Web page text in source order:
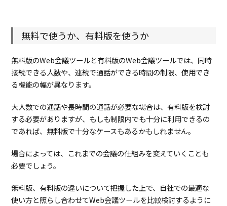
無料で使うか、有料版を使うか
無料版のWeb会議ツールと有料版のWeb会議ツールでは、同時
接続できる人数や、連続で通話ができる時間の制限、使用でき
る機能の幅が異なります。
大人数での通話や長時間の通話が必要な場合は、有料版を検討
する必要がありますが、もしも制限内でも十分に利用できるの
であれば、無料版で十分なケースもあるかもしれません。
場合によっては、これまでの会議の仕組みを変えていくことも
必要でしょう。
無料版、有料版の違いについて把握した上で、自社での最適な
使い方と照らし合わせてWeb会議ツールを比較検討するように